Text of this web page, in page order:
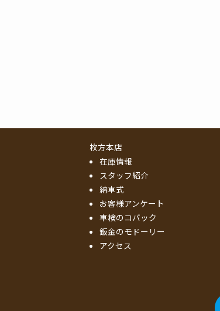
枚方本店
在庫情報
スタッフ紹介
納車式
お客様アンケート
車検のコバック
鈑金のモドーリー
アクセス